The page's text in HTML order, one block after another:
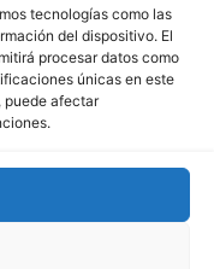
tecnologías como las
del dispositivo. El
procesar datos como
únicas en este
puede afectar